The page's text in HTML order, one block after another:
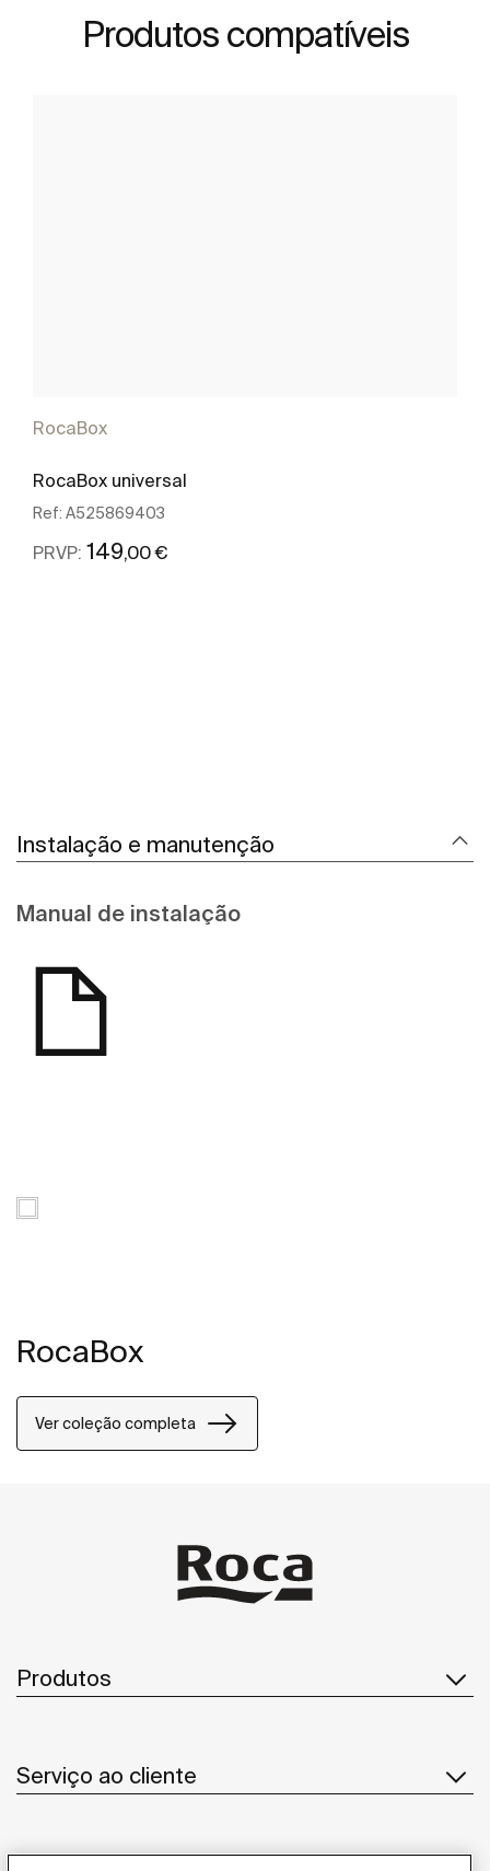
Produtos compatíveis
RocaBox
RocaBox universal
Ref: A525869403
PRVP: 149,00 €
Instalação e manutenção
Manual de instalação
RocaBox
Ver coleção completa
Produtos
Serviço ao cliente